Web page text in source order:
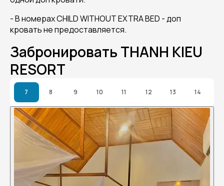
- В номерах CHILD WITHOUT EXTRA BED - доп
кровать не предоставляется.
Забронировать THANH KIEU
RESORT
7 8 9 10 11 12 13 14